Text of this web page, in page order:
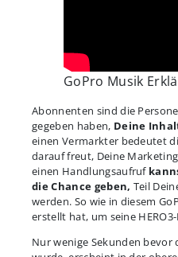
GoPro Musik
Abonnenten sind die
gegeben haben, Deine
einen Vermarkter bedeutet
darauf freut, Deine
einen Handlungsaufruf
die Chance geben, Teil
werden. So wie in diesem
erstellt hat, um seine
Nur wenige Sekunden